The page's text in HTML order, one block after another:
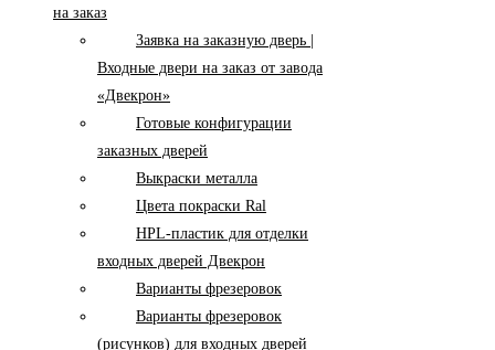
на заказ
Заявка на заказную дверь |
Входные двери на заказ от завода
«Двекрон»
Готовые конфигурации
заказных дверей
Выкраски металла
Цвета покраски Ral
HPL-пластик для отделки
входных дверей Двекрон
Варианты фрезеровок
Варианты фрезеровок
(рисунков) для входных дверей